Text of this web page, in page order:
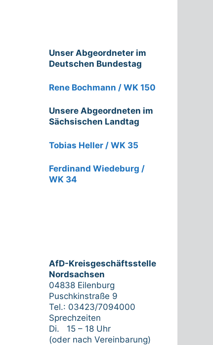
Unser Abgeordneter im
Deutschen Bundestag
Rene Bochmann / WK 150
Unsere Abgeordneten im
Sächsischen Landtag
Tobias Heller / WK 35
Ferdinand Wiedeburg /
WK 34
AfD-Kreisgeschäftsstelle
Nordsachsen
04838 Eilenburg
Puschkinstraße 9
Tel.: 03423/7094000
Sprechzeiten
Di. 15 – 18 Uhr
(oder nach Vereinbarung)